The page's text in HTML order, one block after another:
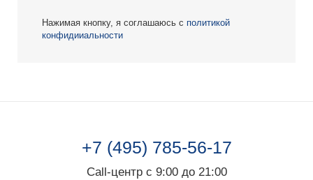
Нажимая кнопку, я соглашаюсь с политикой
конфидииальности
+7 (495) 785-56-17
Call-центр с 9:00 до 21:00